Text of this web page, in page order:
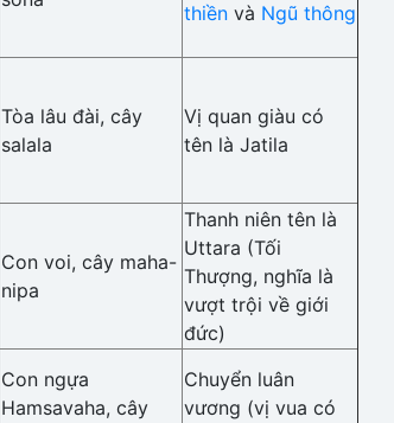
thiền và Ngũ thông
Tòa lâu đài, cây
salala
Vị quan giàu có
tên là Jatila
Con voi, cây maha-
nipa
Thanh niên tên là
Uttara (Tối
Thượng, nghĩa là
vượt trội về giới
đức)
Con ngựa
Hamsavaha, cây
Chuyển luân
vương (vị vua có